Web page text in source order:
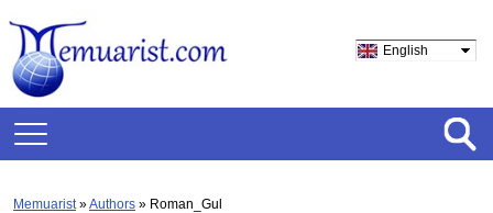
English
Memuarist»Authors » Roman_Gul